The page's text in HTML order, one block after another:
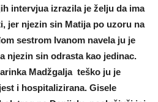
intervjua izrazila je želju da ima
jer njezin sin Matija po uzoru na
sestrom Ivanom navela ju je
njezin sin odrasta kao jedinac.
Madžgalja teško ju je
i hospitalizirana. Gisele